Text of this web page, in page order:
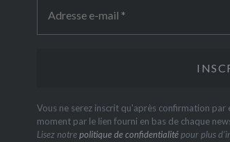
Vous ne serez inscrit qu'après confirmation
moment par le lien fourni en bas de chaque
Lisez notrepolitique de confidentialitépour plus